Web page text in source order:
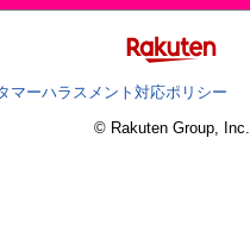
マーハラスメント対応ポリシー
© Rakuten Group, Inc.